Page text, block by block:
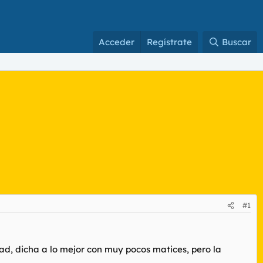
Acceder Regístrate Buscar
#1
dicha a lo mejor con muy pocos matices, pero la